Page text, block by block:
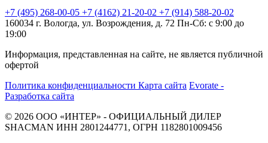
+7 (495) 268-00-05 +7 (4162) 21-20-02 +7 (914) 588-20-02
160034 г. Вологда, ул. Возрождения, д. 72 Пн-Сб: с 9:00 до
19:00
Информация, представленная на сайте, не является публичной
офертой
Политика конфиденциальности Карта сайта Evorate -
Разработка сайта
© 2026 ООО «ИНТЕР» - ОФИЦИАЛЬНЫЙ ДИЛЕР
SHACMAN ИНН 2801244771, ОГРН 1182801009456